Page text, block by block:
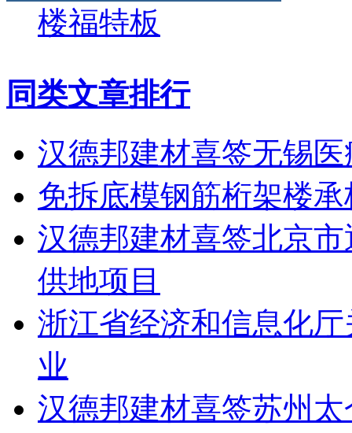
楼福特板
同类文章排行
汉德邦建材喜签无锡
免拆底模钢筋桁架楼
汉德邦建材喜签北京
供地项目
浙江省经济和信息化
业
汉德邦建材喜签苏州